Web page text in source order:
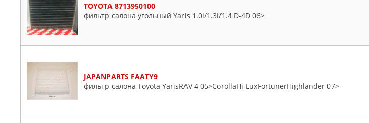
TOYOTA 8713950100
фильтр салона угольный Yaris 1.0i/1.3i/1.4 D-4D 06>
JAPANPARTS FAATY9
фильтр салона Toyota YarisRAV 4 05>CorollaHi-LuxFortunerHighlander 07>